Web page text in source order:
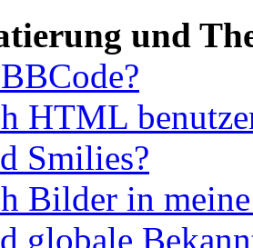
und
HTML
Smilies?
Bilder in
globale